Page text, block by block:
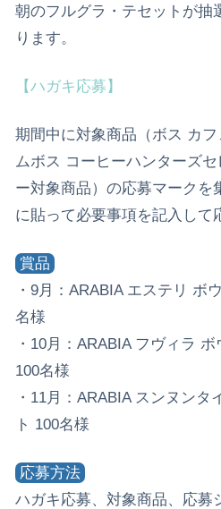
朝のフルグラ・テセットが抽
ります。
【ハガキ応募】
期間中に対象商品（ボス カ
ムボス コーヒーハンターズ
ー対象商品）の応募マークを
に貼って必要事項を記入して
賞品
・9月：ARABIA エステリ ボ
名様
・10月：ARABIA フヴィラ
100名様
・11月：ARABIA スンヌンタ
ト 100名様
応募方法
ハガキ応募、対象商品、応募